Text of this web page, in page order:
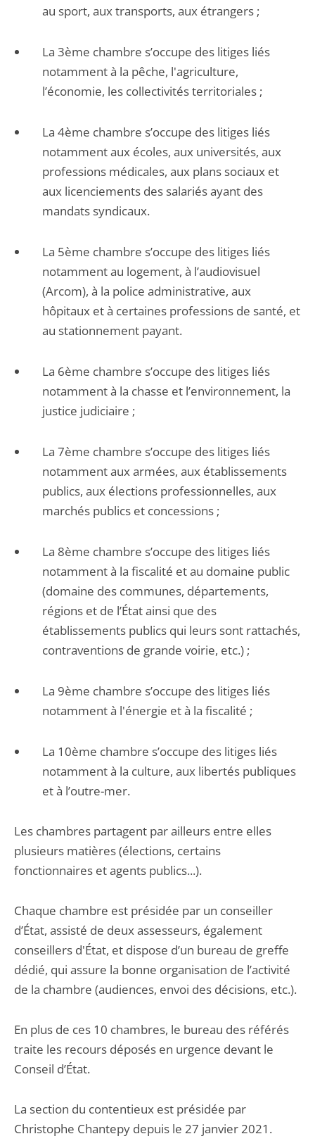
au sport, aux transports, aux étrangers ;
La 3ème chambre s’occupe des litiges liés
notamment à la pêche, l'agriculture,
l’économie, les collectivités territoriales ;
La 4ème chambre s’occupe des litiges liés
notamment aux écoles, aux universités, aux
professions médicales, aux plans sociaux et
aux licenciements des salariés ayant des
mandats syndicaux.
La 5ème chambre s’occupe des litiges liés
notamment au logement, à l’audiovisuel
(Arcom), à la police administrative, aux
hôpitaux et à certaines professions de santé, et
au stationnement payant.
La 6ème chambre s’occupe des litiges liés
notamment à la chasse et l’environnement, la
justice judiciaire ;
La 7ème chambre s’occupe des litiges liés
notamment aux armées, aux établissements
publics, aux élections professionnelles, aux
marchés publics et concessions ;
La 8ème chambre s’occupe des litiges liés
notamment à la fiscalité et au domaine public
(domaine des communes, départements,
régions et de l’État ainsi que des
établissements publics qui leurs sont rattachés,
contraventions de grande voirie, etc.) ;
La 9ème chambre s’occupe des litiges liés
notamment à l'énergie et à la fiscalité ;
La 10ème chambre s’occupe des litiges liés
notamment à la culture, aux libertés publiques
et à l’outre-mer.
Les chambres partagent par ailleurs entre elles
plusieurs matières (élections, certains
fonctionnaires et agents publics...).
Chaque chambre est présidée par un conseiller
d’État, assisté de deux assesseurs, également
conseillers d'État, et dispose d’un bureau de greffe
dédié, qui assure la bonne organisation de l’activité
de la chambre (audiences, envoi des décisions, etc.).
En plus de ces 10 chambres, le bureau des référés
traite les recours déposés en urgence devant le
Conseil d’État.
La section du contentieux est présidée par
Christophe Chantepy depuis le 27 janvier 2021.